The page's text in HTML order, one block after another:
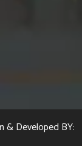
& Developed BY: